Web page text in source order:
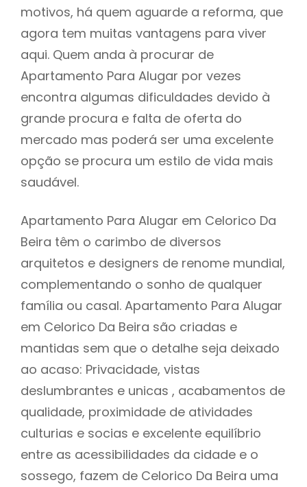
motivos, há quem aguarde a reforma, que
agora tem muitas vantagens para viver
aqui. Quem anda à procurar de
Apartamento Para Alugar por vezes
encontra algumas dificuldades devido à
grande procura e falta de oferta do
mercado mas poderá ser uma excelente
opção se procura um estilo de vida mais
saudável.
Apartamento Para Alugar em Celorico Da
Beira têm o carimbo de diversos
arquitetos e designers de renome mundial,
complementando o sonho de qualquer
família ou casal. Apartamento Para Alugar
em Celorico Da Beira são criadas e
mantidas sem que o detalhe seja deixado
ao acaso: Privacidade, vistas
deslumbrantes e unicas , acabamentos de
qualidade, proximidade de atividades
culturias e socias e excelente equilíbrio
entre as acessibilidades da cidade e o
sossego, fazem de Celorico Da Beira uma